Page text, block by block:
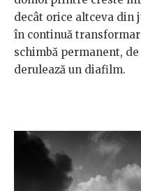
decât orice altceva din
în continuă
schimbă permanent, de
derulează un diafilm.